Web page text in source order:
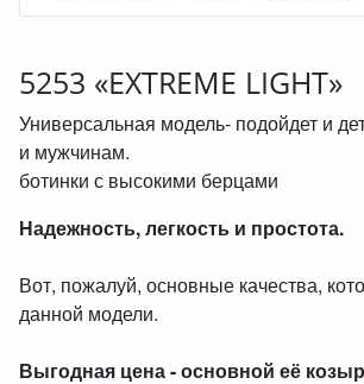
5253 «EXTREME LIGHT»
Универсальная модель- подойдет и
и мужчинам.
ботинки с высокими берцами
Надежность, легкость и простота.
Вот, пожалуй, основные качества,
данной модели.
Выгодная цена - основной её